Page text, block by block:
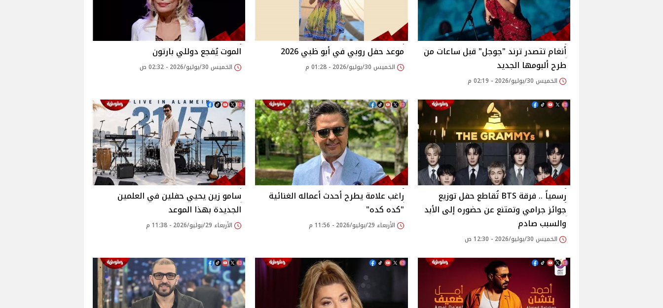
أنغام تتصدر ترند "جوجل" قبل ساعات من
طرح ألبومها الجديد
الخميس 30/يوليو/2026 - 02:19 م
موعد حفل روبي في أبو ظبي 2026
الخميس 30/يوليو/2026 - 01:28 م
الموت يُفجع دوللي بارتون
الخميس 30/يوليو/2026 - 02:32 ص
رسمياً .. فرقة BTS تُقاطع حفل توزيع
جوائز جرامي وتمتنع عن حضوره إلى الأبد
والسبب صادم
الخميس 30/يوليو/2026 - 12:30 ص
راغب علامة يطرح أحدث أعماله الغنائية
"كده كده"
الأربعاء 29/يوليو/2026 - 11:56 م
سامو زين يحيي حفلين في العلمين
الجديدة بهذا الموعد
الأربعاء 29/يوليو/2026 - 11:38 م